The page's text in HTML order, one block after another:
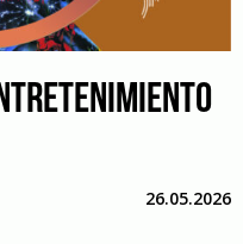
26.05.2026